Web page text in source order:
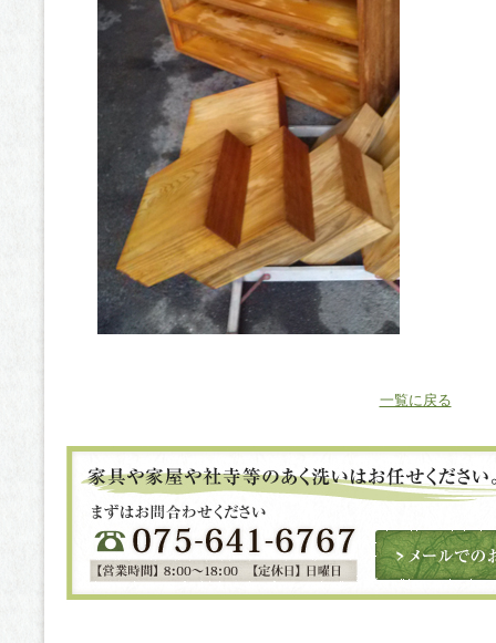
一覧に戻る